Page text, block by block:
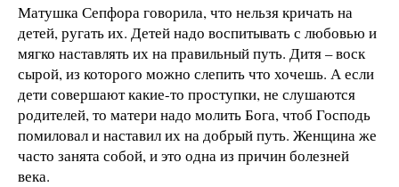
Матушка Сепфора говорила, что нельзя кричать на
детей, ругать их. Детей надо воспитывать с любовью и
мягко наставлять их на правильный путь. Дитя – воск
сырой, из которого можно слепить что хочешь. А если
дети совершают какие-то проступки, не слушаются
родителей, то матери надо молить Бога, чтоб Господь
помиловал и наставил их на добрый путь. Женщина же
часто занята собой, и это одна из причин болезней
века.